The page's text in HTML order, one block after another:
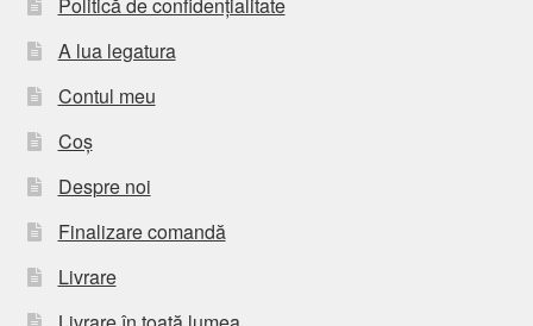
A lua legatura
Contul meu
Coș
Despre noi
Finalizare comandă
Livrare